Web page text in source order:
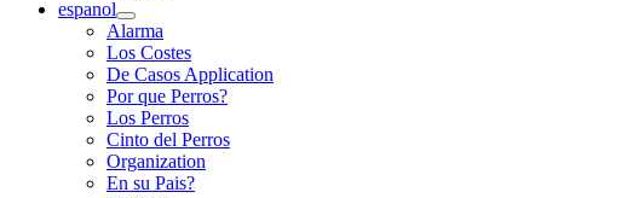
espanol
Alarma
Los Costes
De Casos Application
Por que Perros?
Los Perros
Cinto del Perros
Organization
En su Pais?